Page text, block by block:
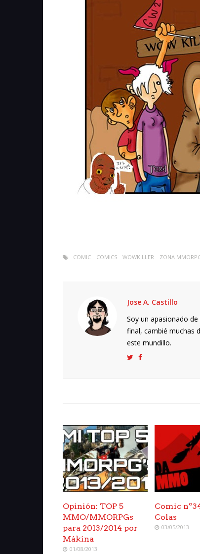
COMIC COMICS WOWKILLER ZONA
Jose A. Castillo
Soy un apasionado
final, cambié muchas
este mundillo.
Opinión: TOP 5
MMO/MMORPGs
para 2013/2014 por
Mákina
01/08/2013
Comic
Colas
03/05/2013